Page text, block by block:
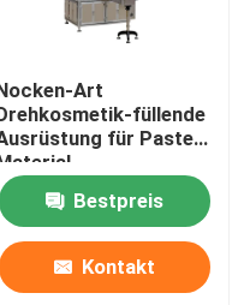
Art
füllende
für Pasten-
Wimperntusche
Bestpreis
Kontakt